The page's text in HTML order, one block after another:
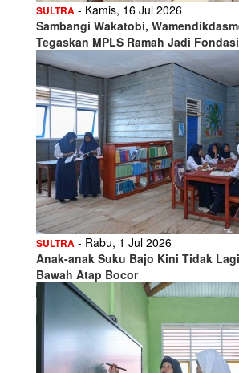
SULTRA - Kamis, 16 Jul 2026
Sambangi Wakatobi,
Tegaskan MPLS Ramah Jadi
SULTRA - Rabu, 1 Jul 2026
Anak-anak Suku Bajo Kini Tidak
Bawah Atap Bocor